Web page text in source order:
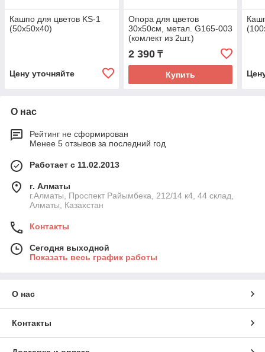
Кашпо для цветов KS-1
(50х50х40)
Цену уточняйте
Опора для цветов
30х50см, метал. G165-003
(комлект из 2шт.)
2 390₸
Купить
О нас
Рейтинг не сформирован
Менее 5 отзывов за последний год
Работает с 11.02.2013
г. Алматы
г.Алматы, Проспект Райымбека, 212/14 к4, 44 склад,
Алматы, Казахстан
Контакты
Сегодня выходной
Показать весь график работы
О нас
Контакты